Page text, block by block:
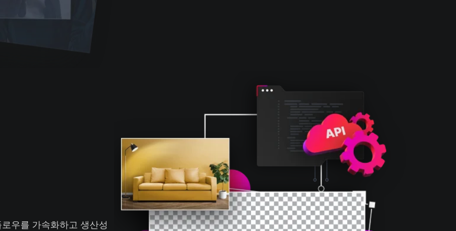
우를 가속화하고 생산성